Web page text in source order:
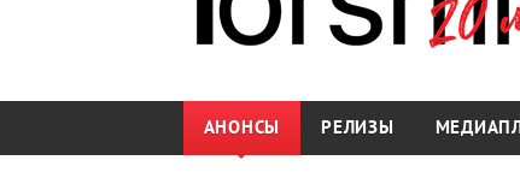
АНОНСЫ РЕЛИЗЫ